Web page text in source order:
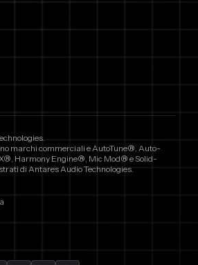
marchi commerciali e AutoTune®, Auto-
Harmony Engine®, Mic Mod® e Solid-
di Antares Audio Technologies.